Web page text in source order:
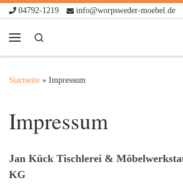
Zum Inhalt springen
04792-1219 info@worpsweder-moebel.de
Startseite » Impressum
Impressum
Jan Kück Tischlerei &
KG